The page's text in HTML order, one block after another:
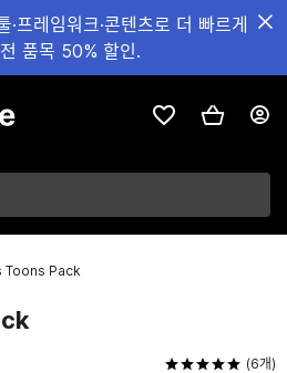
프레임워크·콘텐츠로 더 빠르게
품목 50% 할인.
Toons Pack
(6개)